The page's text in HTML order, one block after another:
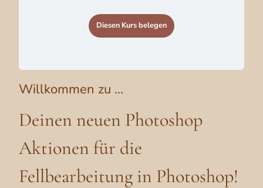
Diesen Kurs belegen
Willkommen zu …
Deinen neuen Photoshop
Aktionen für die
Fellbearbeitung in Photoshop!